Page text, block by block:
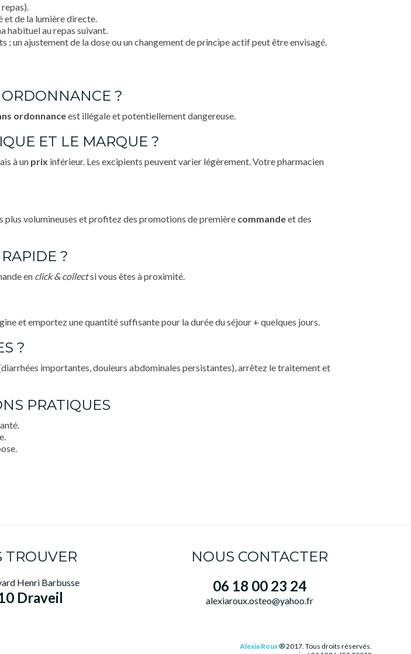
et de la lumière directe.
habituel au repas suivant.
un ajustement de la dose ou un changement de principe actif peut être envisagé.
ORDONNANCE ?
ordonnanceest illégale et potentiellement dangereuse.
ET LE MARQUE ?
à un prix inférieur. Les excipients peuvent varier légèrement. Votre pharmacien
volumineuses et profitez des promotions de première commandeet des
?
en click & collectsi vous êtes à proximité.
et emportez une quantité suffisante pour la durée du séjour + quelques jours.
?
importantes, douleurs abdominales persistantes), arrêtez le traitement et
PRATIQUES
TROUVER
Henri Barbusse
Draveil
NOUS CONTACTER
06 18 00 23 24
alexiaroux.osteo@yahoo.fr
Alexia Roux® 2017. Tous droits réservés.